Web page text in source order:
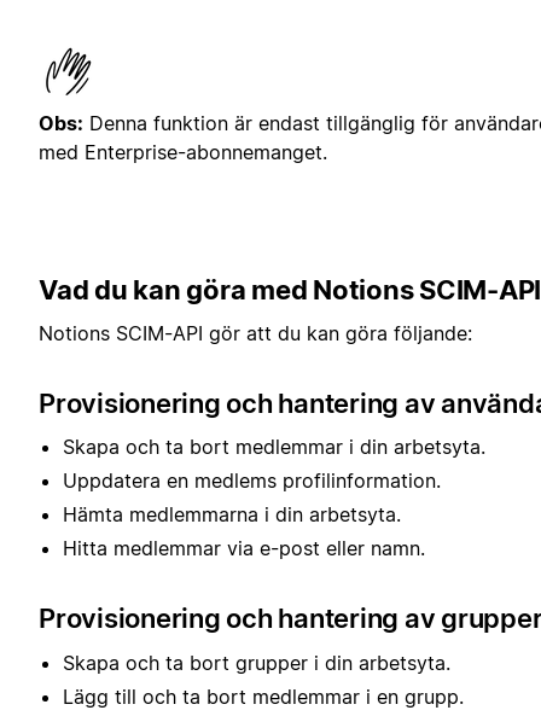
Obs: Denna funktion är endast tillgänglig för
med Enterprise-abonnemanget.
Vad du kan göra med Notions SCIM-API
Notions SCIM-API gör att du kan göra följande:
Provisionering och hantering av
Skapa och ta bort medlemmar i din arbetsyta.
Uppdatera en medlems profilinformation.
Hämta medlemmarna i din arbetsyta.
Hitta medlemmar via e-post eller namn.
Provisionering och hantering av
Skapa och ta bort grupper i din arbetsyta.
Lägg till och ta bort medlemmar i en grupp.